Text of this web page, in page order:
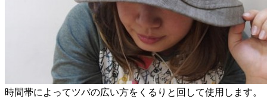
時間帯によってツバの広い方をくるりと回して使用します。